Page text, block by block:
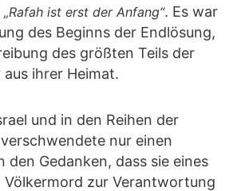
„Rafah ist erst der Anfang“. Es war
des Beginns der Endlösung,
des größten Teils der
aus ihrer Heimat.
und in den Reihen der
nur einen
den Gedanken, dass sie eines
Völkermord zur Verantwortung